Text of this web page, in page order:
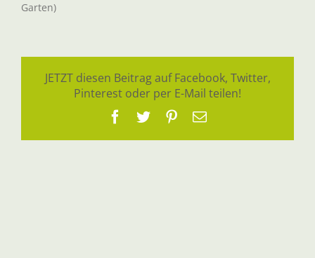
Garten)
JETZT diesen Beitrag auf Facebook, Twitter,
Pinterest oder per E-Mail teilen!
Facebook
TwitterPinterest
E-